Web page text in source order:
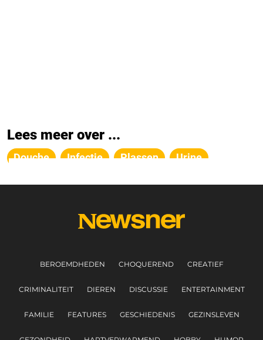
Lees meer over ...
Douche Infectie Plassen Urine
BEROEMDHEDEN CHOQUEREND CREATIEF
CRIMINALITEIT DIEREN DISCUSSIE ENTERTAINMENT
FAMILIE FEATURES GESCHIEDENIS GEZINSLEVEN